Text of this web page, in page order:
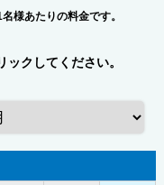
様あたりの料金です。
クしてください。